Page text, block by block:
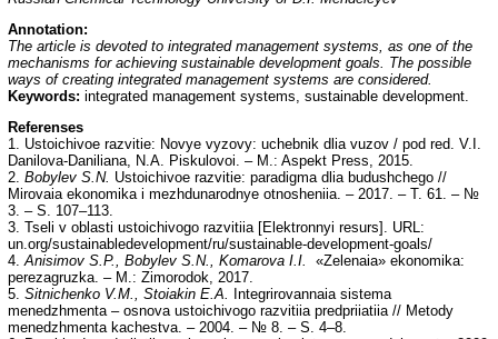
Annotation:
The article is devoted to integrated management systems, as one of the
mechanisms for achieving sustainable development goals. The possible
ways of creating integrated management systems are considered.
Keywords: integrated management systems, sustainable development.
Referenses
1. Ustoichivoe razvitie: Novye vyzovy: uchebnik dlia vuzov / pod red. V.I.
Danilova-Daniliana, N.A. Piskulovoi. – M.: Aspekt Press, 2015.
2. Bobylev S.N. Ustoichivoe razvitie: paradigma dlia budushchego //
Mirovaia ekonomika i mezhdunarodnye otnosheniia. – 2017. – T. 61. – №
3. – S. 107–113.
3. Tseli v oblasti ustoichivogo razvitiia [Elektronnyi resurs]. URL:
un.org/sustainabledevelopment/ru/sustainable-development-goals/
4.Anisimov S.P., Bobylev S.N., Komarova I.I.
«Zelenaia» ekonomika:
perezagruzka. – M.: Zimorodok, 2017.
5. Sitnichenko V.M., Stoiakin E.A.
Integrirovannaia sistema
menedzhmenta – osnova ustoichivogo razvitiia predpriiatiia // Metody
menedzhmenta kachestva. – 2004. – № 8. – S. 4–8.